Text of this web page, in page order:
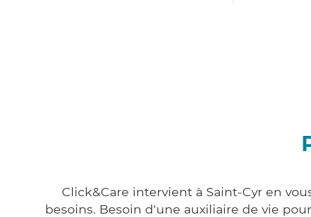
Click&Care intervient à Saint-Cyr en
besoins. Besoin d'une auxiliaire de vie